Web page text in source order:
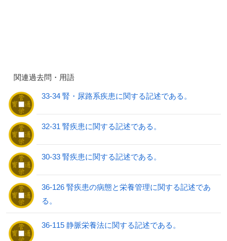
関連過去問・用語
33-34 腎・尿路系疾患に関する記述である。
32-31 腎疾患に関する記述である。
30-33 腎疾患に関する記述である。
36-126 腎疾患の病態と栄養管理に関する記述であ
る。
36-115 静脈栄養法に関する記述である。